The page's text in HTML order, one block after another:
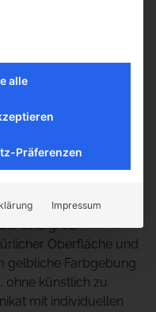
Gartenmauern
sind grob
Oberfläche und
gelbliche Farbgebung
ohne künstlich zu
mit individuellen
alle
Präferenzen
Impressum